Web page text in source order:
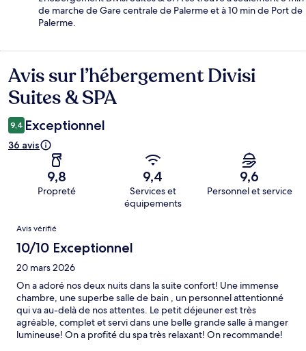
de marche de Gare centrale de Palerme et à 10 min de Port de
Palerme.
Avis
Avis sur l’hébergement Divisi
Suites & SPA
9,4 Exceptionnel
36 avis
9,8
Propreté
9,4
Services et
équipements
9,6
Personnel et service
Avis
Avis vérifié
10/10 Exceptionnel
20 mars 2026
On a adoré nos deux nuits dans la suite confort! Une immense
chambre, une superbe salle de bain , un personnel attentionné
qui va au-delà de nos attentes. Le petit déjeuner est très
agréable, complet et servi dans une belle grande salle à manger
lumineuse! On a profité du spa très relaxant! On recommande!